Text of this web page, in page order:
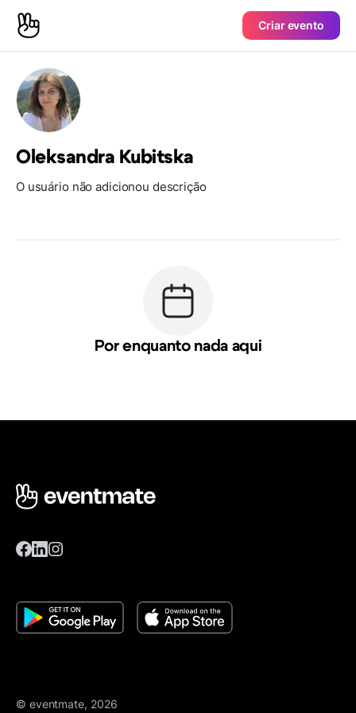
Criar evento
Oleksandra Kubitska
O usuário não adicionou descrição
Por enquanto nada aqui
© eventmate, 2026